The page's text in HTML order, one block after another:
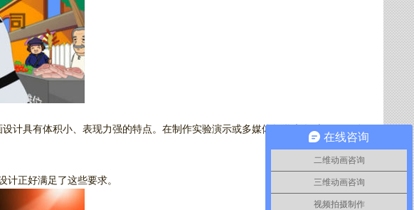
具有体积小、表现力强的特点。在制作实验演示或多媒体教学光盘时，flash动
正好满足了这些要求。
在线咨询
二维动画咨询
三维动画咨询
视频拍摄制作